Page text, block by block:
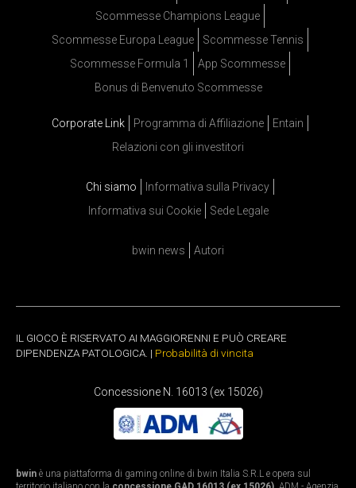
Scommesse Champions League
Scommesse Europa League
Scommesse Tennis
Scommesse Formula 1
App Scommesse
Bonus di Benvenuto Scommesse
Corporate Link Programma di Affiliazione
Entain
Relazioni con gli investitori
Chi siamo
Informativa sulla Privacy
Informativa sui Cookie
Sede Legale
bwin news Autori
IL GIOCO È RISERVATO AI MAGGIORENNI E PUÒ CREARE
DIPENDENZA PATOLOGICA. | Probabilità di vincita
Concessione N. 16013 (ex 15026)
bwin è una piattaforma di gaming online di bwin Italia S.R.L e opera sul